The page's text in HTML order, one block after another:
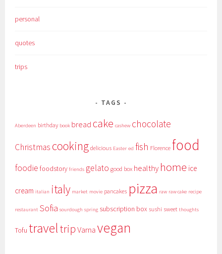
personal
quotes
trips
TAGS
Aberdeen birthday book bread cake cashew chocolate
Christmas cooking delicious Easter ed fish Florence food
foodie foodstory friends gelato good box healthyhome ice
cream italian italy market movie pancakes pizza raw raw cake recipe
restaurant Sofia sourdough spring subscription box sushi sweet thoughts
Tofu traveltrip Varna vegan